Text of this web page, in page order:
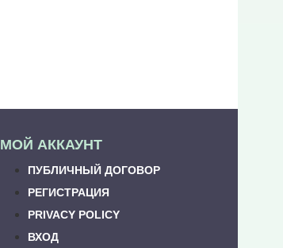
МОЙ АККАУНТ
ПУБЛИЧНЫЙ ДОГОВОР
РЕГИСТРАЦИЯ
PRIVACY POLICY
ВХОД